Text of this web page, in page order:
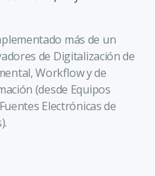
más de un
de Digitalización de
Workflow y de
(desde Equipos
Electrónicas de